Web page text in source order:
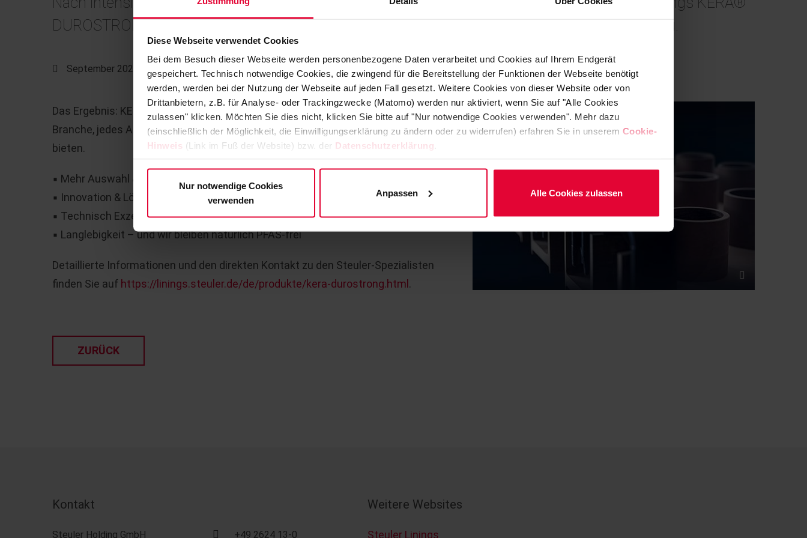
Diese Webseite verwendet Cookies
Bei dem Besuch dieser Webseite werden personenbezogene Daten verarbeitet und Cookies auf Ihrem Endgerät
gespeichert. Technisch notwendige Cookies, die zwingend für die Bereitstellung der Funktionen der Webseite benötigt
werden, werden bei der Nutzung der Webseite auf jeden Fall gesetzt. Weitere Cookies von dieser Website oder von
Drittanbietern, z.B. für Analyse- oder Trackingzwecke (Matomo) werden nur aktiviert, wenn Sie auf "Alle Cookies
zulassen" klicken. Möchten Sie dies nicht, klicken Sie bitte auf "Nur notwendige Cookies verwenden". Mehr dazu
(einschließlich der Möglichkeit, die Einwilligungserklärung zu ändern oder zu widerrufen) erfahren Sie in unserem Cookie-
Hinweis (Link im Fuß der Website) bzw. der Datenschutzerklärung
Nur notwendige Cookies
verwenden
Anpassen Alle Cookies zulassen
DUROSTRONG und definiert damit sein Portfolio leistungsstarker, hochgefüllter Duroplaste neu.
September 2025
Das Ergebnis: KERA® DUROSTRONG – HIGH PERFORMANCE PLASTICS, die für jede
Branche, jedes Anwendungsfeld und jede Herausforderung die passende Lösung
bieten.
▪ Mehr Auswahl & Flexibilität
▪ Innovation & Lösungsorientierung
▪ Technisch Exzellent
▪ Langlebigkeit – und wir bleiben natürlich PFAS-frei
Detaillierte Informationen und den direkten Kontakt zu den Steuler-Spezialisten
finden Sie auf https://linings.steuler.de/de/produkte/kera-durostrong.html .
ZURÜCK
Kontakt
Steuler Holding GmbH +49 2624 13-0
Weitere Websites
Steuler Linings